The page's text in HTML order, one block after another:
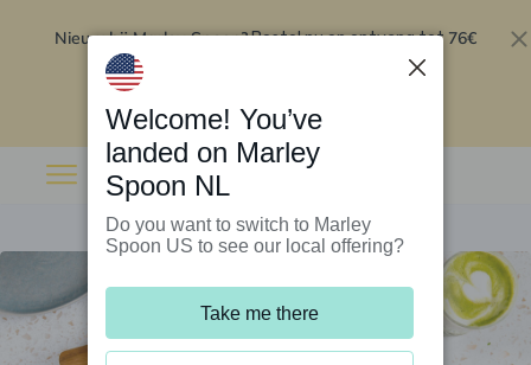
Nieuw bij Marley Spoon?Bestel nu en ontvang tot 76€
Welcome! You’ve
landed on Marley
Spoon NL
Do you want to switch to Marley
Spoon US to see our local offering?
Take me there